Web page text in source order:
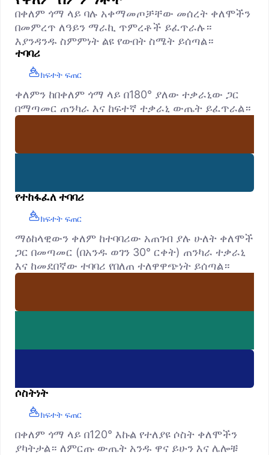
በቀለም ጎማ ላይ ባሉ አቀማመጦቻቸው መሰረት ቀለሞችን
በመምረጥ ለዓይን ማራኪ ጥምረቶች ይፈጥራሉ።
እያንዳንዱ ስምምነት ልዩ የውበት ስሜት ይሰጣል።
ተባባሪ
ክፍተት ፍጠር
ቀለምን ከበቀለም ጎማ ላይ በ180° ያለው ተቃራኒው ጋር
በማጣመር ጠንካራ እና ከፍተኛ ተቃራኒ ውጤት ይፈጥራል።
የተከፋፈለ ተባባሪ
ክፍተት ፍጠር
ማዕከላዊውን ቀለም ከተባባሪው አጠገብ ያሉ ሁለት ቀለሞች
ጋር በመጣመር (በአንዱ ወገን 30° ርቀት) ጠንካራ ተቃራኒ
እና ከመደበኛው ተባባሪ የበለጠ ተለዋዋጭነት ይሰጣል።
ሶስትነት
ክፍተት ፍጠር
በቀለም ጎማ ላይ በ120° እኩል የተለያዩ ሶስት ቀለሞችን
ያካትታል። ለምርጡ ውጤት አንዱ ዋና ይሁን እና ሌሎቹ